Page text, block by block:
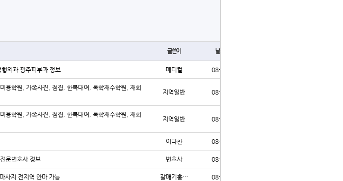
글쓴이 날짜
외과 광주피부과 정보 메디컬 08-06
용학원, 가족사진, 점집, 한복대여, 독학재수학원, 재회
지역일반 08-06
용학원, 가족사진, 점집, 한복대여, 독학재수학원, 재회
지역일반 08-06
이다찬 08-06
문변호사 정보 변호사 08-06
사지 전지역 안마 가능 갈매기홈… 08-06